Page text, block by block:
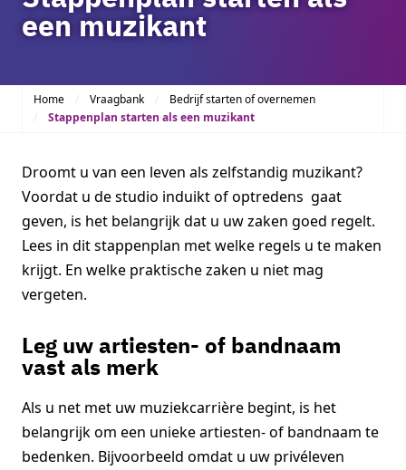
een muzikant
Home Vraagbank
Bedrijf starten of overnemen
Stappenplan starten als een muzikant
Droomt u van een leven als zelfstandig muzikant?
Voordat u de studio induikt of optredens gaat
geven, is het belangrijk dat u uw zaken goed regelt.
Lees in dit stappenplan met welke regels u te maken
krijgt. En welke praktische zaken u niet mag
vergeten.
Leg uw artiesten- of bandnaam
vast als merk
Als u net met uw muziekcarrière begint, is het
belangrijk om een unieke artiesten- of bandnaam te
bedenken. Bijvoorbeeld omdat u uw privéleven